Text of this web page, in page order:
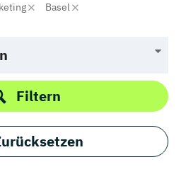
Basel
Filtern